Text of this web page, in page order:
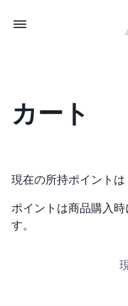
カート
現在の所持ポイントは
ポイントは商品購入時
す。